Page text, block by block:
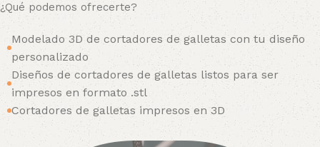
¿Qué podemos ofrecerte?
Modelado 3D de cortadores de galletas con tu diseño
personalizado
Diseños de cortadores de galletas listos para ser
impresos en formato .stl
Cortadores de galletas impresos en 3D